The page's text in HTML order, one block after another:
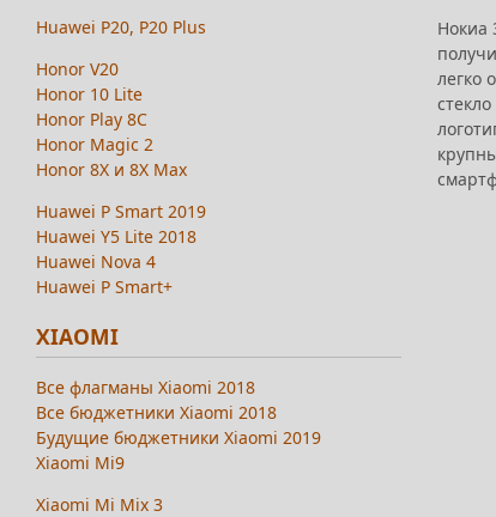
Нокиа
легко
Huawei P20, P20 Plus
Honor V20
Honor 10 Lite
Honor Play 8C
Honor Magic 2
Honor 8X и 8X Max
Huawei P Smart 2019
Huawei Y5 Lite 2018
Huawei Nova 4
Huawei P Smart+
XIAOMI
Все флагманы Xiaomi 2018
Все бюджетники Xiaomi 2018
Будущие бюджетники Xiaomi 2019
Xiaomi Mi9
Xiaomi Mi Mix 3